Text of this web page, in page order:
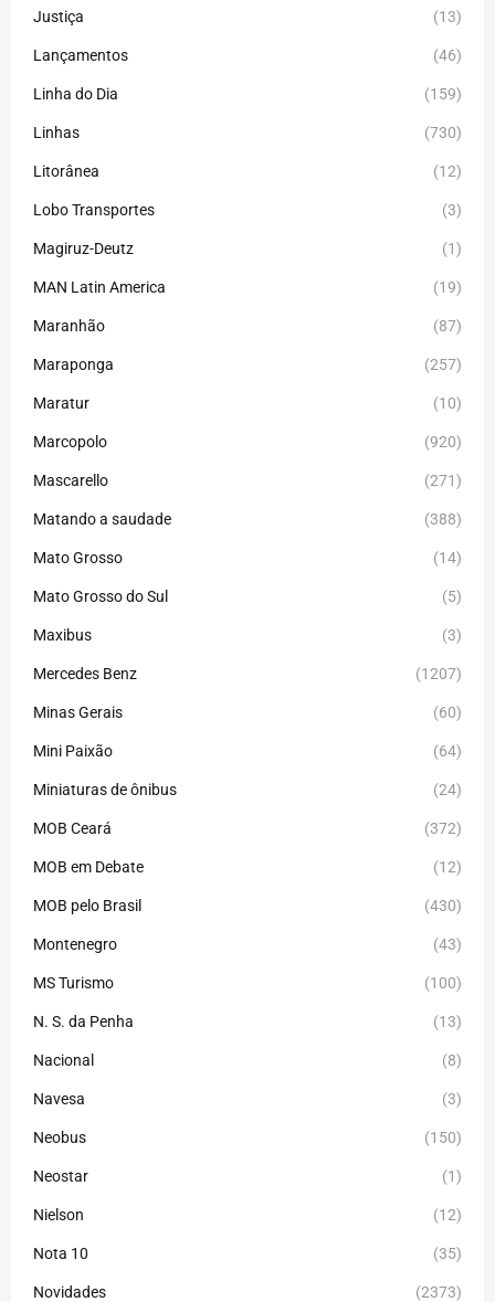
Justiça (13)
Lançamentos (46)
Linha do Dia (159)
Linhas (730)
Litorânea (12)
Lobo Transportes (3)
Magiruz-Deutz (1)
MAN Latin America (19)
Maranhão (87)
Maraponga (257)
Maratur (10)
Marcopolo (920)
Mascarello (271)
Matando a saudade (388)
Mato Grosso (14)
Mato Grosso do Sul (5)
Maxibus (3)
Mercedes Benz (1207)
Minas Gerais (60)
Mini Paixão (64)
Miniaturas de ônibus (24)
MOB Ceará (372)
MOB em Debate (12)
MOB pelo Brasil (430)
Montenegro (43)
MS Turismo (100)
N. S. da Penha (13)
Nacional (8)
Navesa (3)
Neobus (150)
Neostar (1)
Nielson (12)
Nota 10 (35)
Novidades (2373)